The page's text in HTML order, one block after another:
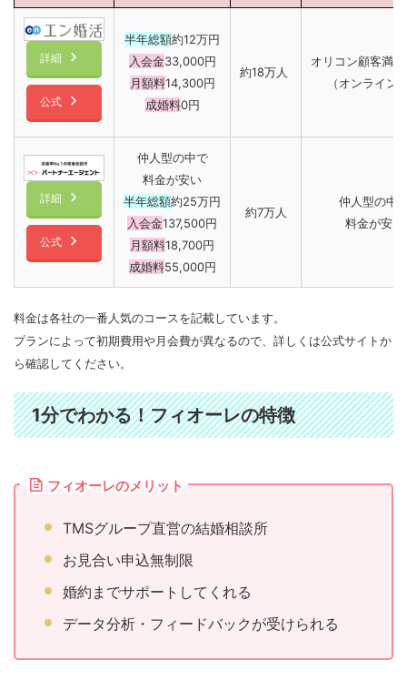
詳細
公式
半年総額約12万円
入会金33,000円
月額料14,300円
成婚料0円
約18万人
オリコン顧客満
（オンライン
詳細
公式
仲人型の中で
料金が安い
半年総額約25万円
入会金137,500円
月額料18,700円
成婚料55,000円
約7万人
仲人型の中
料金が安い
料金は各社の一番人気のコースを記載しています。
プランによって初期費用や月会費が異なるので、詳しくは公式サイトか
ら確認してください。
1分でわかる！フィオーレの特徴
フィオーレのメリット
TMSグループ直営の結婚相談所
お見合い申込無制限
婚約までサポートしてくれる
データ分析・フィードバックが受けられる